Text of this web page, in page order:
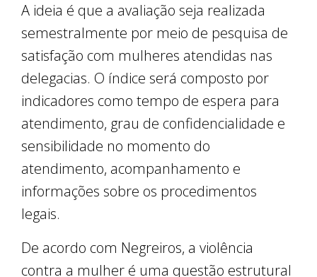
A ideia é que a avaliação seja realizada
semestralmente por meio de pesquisa de
satisfação com mulheres atendidas nas
delegacias. O índice será composto por
indicadores como tempo de espera para
atendimento, grau de confidencialidade e
sensibilidade no momento do
atendimento, acompanhamento e
informações sobre os procedimentos
legais.
De acordo com Negreiros, a violência
contra a mulher é uma questão estrutural